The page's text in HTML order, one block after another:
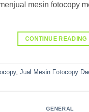
mesin fotocopy
CONTINUE READING
, Jual Mesin Fotocopy
GENERAL